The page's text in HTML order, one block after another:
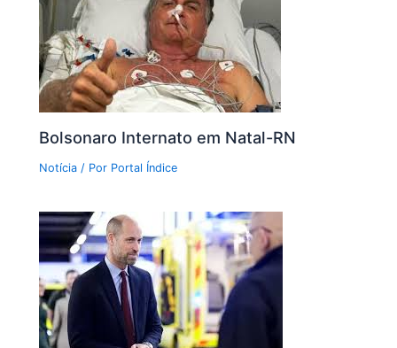
Bolsonaro Internato em Natal-RN
Notícia / Por Portal Índice